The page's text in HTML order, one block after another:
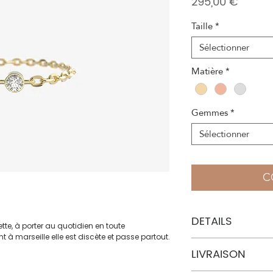
à porter au quotidien en toute
à marseille elle est discète et passe partout.
Taille*
Sélectionner
Matière*
Gemmes*
Sélectionner
DETAILS
Pierres précieuses :
LIVRAISON